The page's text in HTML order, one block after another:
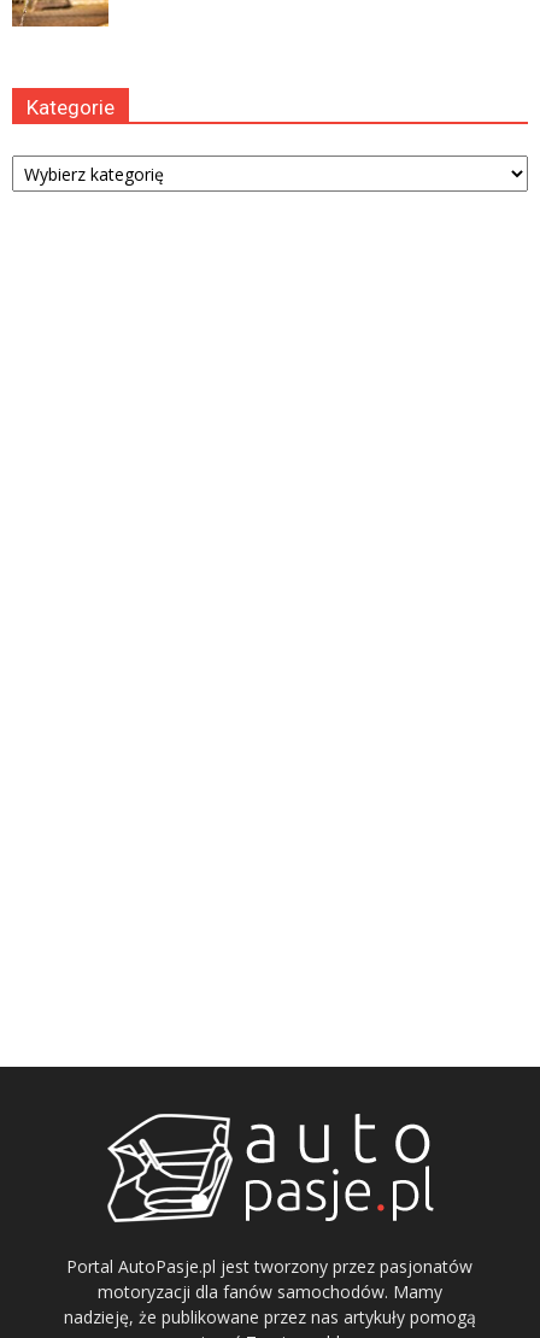
Kategorie
Kategorie
Portal AutoPasje.pl jest tworzony przez pasjonatów
motoryzacji dla fanów samochodów. Mamy
nadzieję, że publikowane przez nas artykuły pomogą